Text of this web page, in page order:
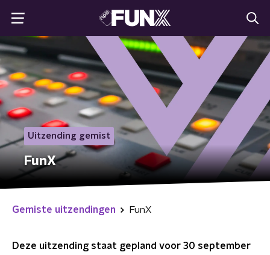
Uitzending gemist
FunX
Gemiste uitzendingen FunX
Deze uitzending staat gepland voor 30 september